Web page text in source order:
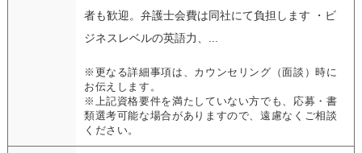
者も歓迎。弁護士会費は同社にて負担します ・ビ
ジネスレベルの英語力、...
※更なる詳細事項は、カウンセリング（面談）時に
お伝えします。
※上記資格要件を満たしていない方でも、応募・書
類選考可能な場合がありますので、遠慮なくご相談
ください。